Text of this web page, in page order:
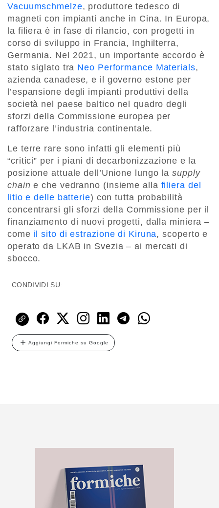
Vacuumschmelze, produttore tedesco di
magneti con impianti anche in Cina. In Europa,
la filiera è in fase di rilancio, con progetti in
corso di sviluppo in Francia, Inghilterra,
Germania. Nel 2021, un importante accordo è
stato siglato tra Neo Performance Materials,
azienda canadese, e il governo estone per
l’espansione degli impianti produttivi della
società nel paese baltico nel quadro degli
sforzi della Commissione europea per
rafforzare l’industria continentale.
Le terre rare sono infatti gli elementi più
“critici” per i piani di decarbonizzazione e la
posizione attuale dell’Unione lungo lasupply
chaine che vedranno (insieme alla filiera del
litio e delle batterie) con tutta probabilità
concentrarsi gli sforzi della Commissione per il
finanziamento di nuovi progetti, dalla miniera –
come il sito di estrazione di Kiruna, scoperto e
operato da LKAB in Svezia – ai mercati di
sbocco.
CONDIVIDI SU:
Aggiungi Formiche su Google